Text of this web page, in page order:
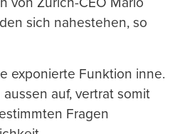
sich nahestehen, so
exponierte Funktion inne.
auf, vertrat somit
Fragen